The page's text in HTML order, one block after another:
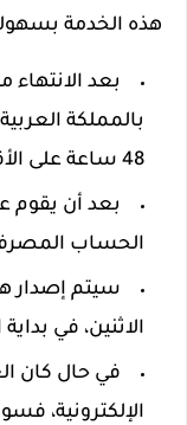
هذه الخدمة
بعد
48 ساعة على الأقل، خاصة في حالة البيع النقدي.
بعد أن يقوم
الحساب
سيتم إصدار
الاثنين، في
في حال كان
الإلكترونية،